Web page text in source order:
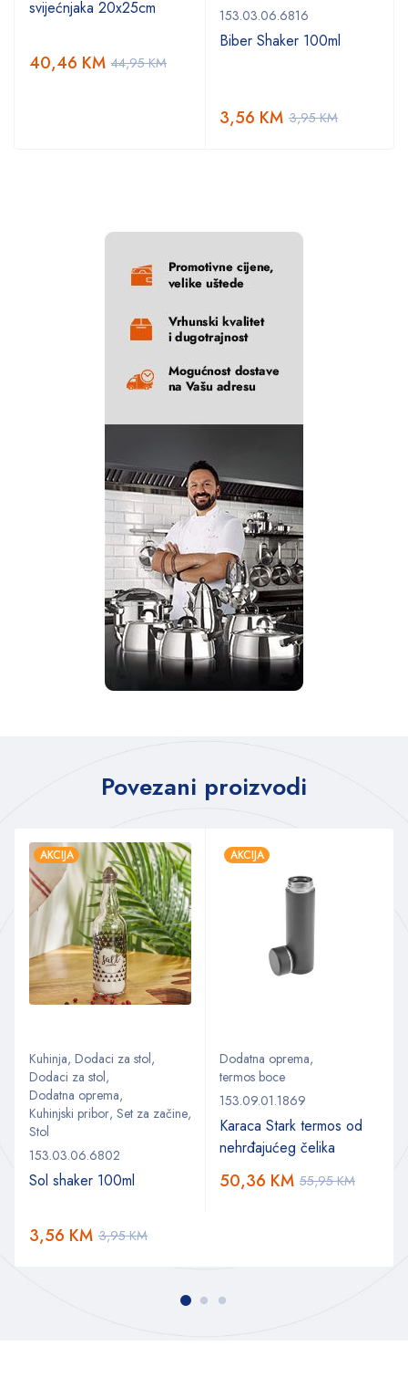
svijećnjaka 20x25cm
44,95KM
40,46 KM
153.03.06.6816
Biber Shaker 100ml
3,95KM
3,56 KM
Povezani proizvodi
AKCIJA
Kuhinja, Dodaci za stol,
Dodaci za stol,
Dodatna oprema,
Kuhinjski pribor, Set za začine,
Stol
153.03.06.6802
Sol shaker 100ml
3,95KM
3,56 KM
AKCIJA
Dodatna oprema,
termos boce
153.09.01.1869
Karaca Stark termos od
nehrđajućeg čelika
55,95KM
50,36 KM